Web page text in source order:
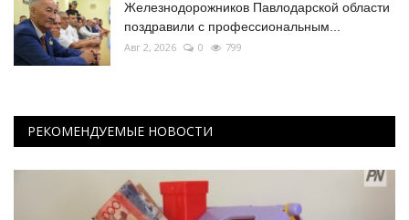
Железнодорожников Павлодарской области
поздравили с профессиональным...
Авг 2, 2026 0 799
РЕКОМЕНДУЕМЫЕ НОВОСТИ